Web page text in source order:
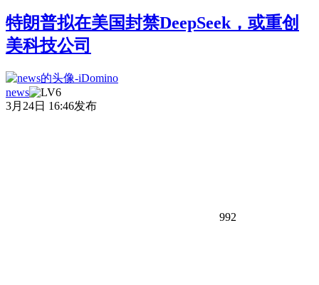
特朗普拟在美国封禁DeepSeek，或重创
美科技公司
news
3月24日 16:46发布
992